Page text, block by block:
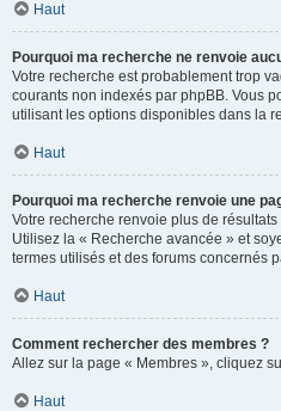
Haut
Pourquoi ma recherche ne renvoie
Votre recherche est probablement trop
courants non indexés par phpBB. Vous
utilisant les options disponibles dans la
Haut
Pourquoi ma recherche renvoie une
Votre recherche renvoie plus de
Utilisez la « Recherche avancée » et
termes utilisés et des forums concernés
Haut
Comment rechercher des membres ?
Allez sur la page « Membres », cliquez
Haut